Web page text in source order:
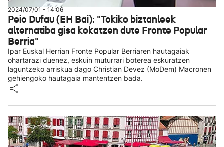
2024/07/01 - 14:06
Peio Dufau (EH Bai): "Tokiko biztanleek
alternatiba gisa kokatzen dute Fronte Popular
Berria"
Ipar Euskal Herrian Fronte Popular Berriaren hautagaiak
ohartarazi duenez, eskuin muturrari boterea eskuratzen
laguntzeko arriskua dago Christian Devez (MoDem) Macronen
gehiengoko hautagaia mantentzen bada.